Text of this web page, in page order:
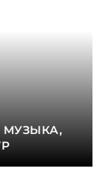
МУЗЫКА,